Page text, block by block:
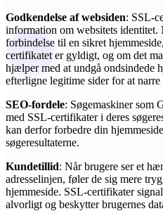
Godkendelse af websiden: SSL-
information om websitets identitet.
forbindelse til en sikret
certifikatet er gyldigt, og om det
hjælper med at undgå ondsindede
efterligne legitime sider for at narre
SEO-fordele: Søgemaskiner som
med SSL-certifikater i deres
kan derfor forbedre din
søgeresultaterne.
Kundetillid: Når brugere ser et
adresselinjen, føler de sig mere
hjemmeside. SSL-certifikater
alvorligt og beskytter brugernes